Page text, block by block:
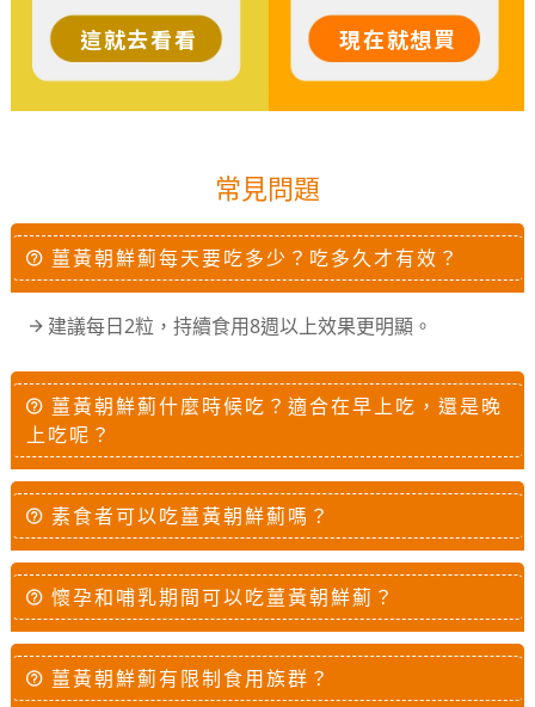
這就去看看 現在就想買
常見問題
薑黃朝鮮薊每天要吃多少？吃多久才有效？
建議每日2粒，持續食用8週以上效果更明顯。
薑黃朝鮮薊什麼時候吃？適合在早上吃，還是晚
上吃呢？
素食者可以吃薑黃朝鮮薊嗎？
懷孕和哺乳期間可以吃薑黃朝鮮薊？
薑黃朝鮮薊有限制食用族群？